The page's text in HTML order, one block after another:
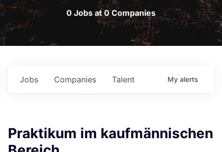
0 Jobs at 0 Companies
Jobs Companies Talent My alerts
Praktikum im kaufmännischen